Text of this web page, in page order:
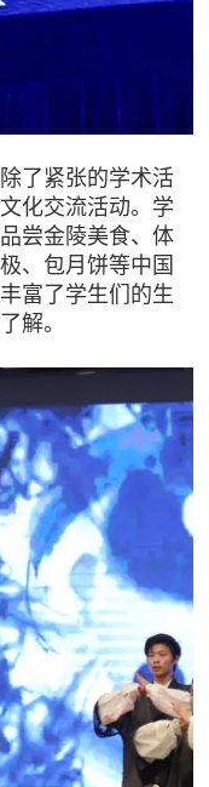
了紧张的学术活
化交流活动。学
尝金陵美食、体
、包月饼等中国
富了学生们的生
解。